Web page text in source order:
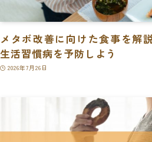
メタボ改善に向けた食事を解
生活習慣病を予防しよう
2026年7月26日